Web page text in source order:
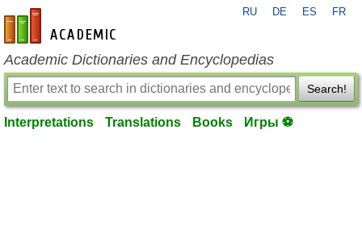
en-academic.com
RU DE ES FR
Academic Dictionaries and Encyclopedias
Search!
Interpretations Translations Books Игры ⚽